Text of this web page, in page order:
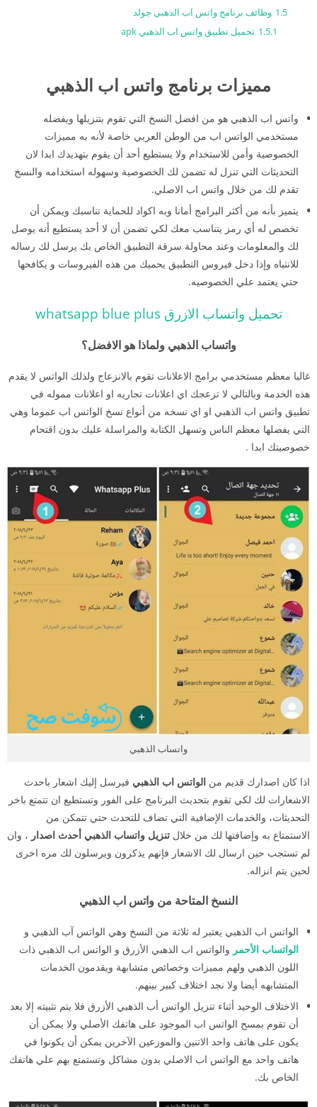
1.5 وظائف برنامج واتس اب الذهبي جولد
1.5.1 تحميل تطبيق واتس اب الذهبي apk
مميزات برنامج واتس اب الذهبي
واتس اب الذهبي هو من افضل النسخ التي تقوم بتنزيلها ويفضله
مستخدمي الواتس اب من الوطن العربي خاصة لأنه به مميزات
الخصوصية وأمن للاستخدام ولا يستطيع أحد أن يقوم بتهديدك ابدا لان
التحديثات التي تنزل له تضمن لك الخصوصية وسهوله استخدامه والنسخ
تقدم لك من خلال واتس اب الاصلي.
يتميز بأنه من أكثر البرامج أمانا وبه اكواد للحماية تناسبك ويمكن أن
تخصص له أي رمز يتناسب معك لكي تضمن أن لا أحد يستطيع أنه يوصل
لك والمعلومات وعند محاولة سرقة التطبيق الخاص بك يرسل لك رساله
للانتباه وإذا دخل فيروس التطبيق يحميك من هذه الفيروسات و يكافحها
حتي يعتمد علي الخصوصيه.
تحميل واتساب الازرق whatsapp blue plus
واتساب الذهبي ولماذا هو الافضل؟
غالبا معظم مستخدمي برامج الاعلانات تقوم بالانزعاج ولذلك الواتس لا يقدم
هذه الخدمة وبالتالي لا تزعجك اي اعلانات تجاريه او اعلانات مموله في
تطبيق واتس اب الذهبي او اي نسخه من أنواع نسخ الواتس اب عموما وهي
التي يفضلها معظم الناس وتسهل الكتابة والمراسلة عليك بدون اقتحام
خصوصيتك ابدا .
واتساب الذهبي
اذا كان اصدارك قديم من الواتس اب الذهبي فيرسل إليك اشعار باحدث
الاشعارات لك لكي تقوم بتحديث البرنامج على الفور وتستطيع ان تتمتع باخر
التحديثات، والخدمات الإضافية التي تضاف للتحدث حتي تتمكن من
الاستمتاع به وإضافتها لك من خلال تنزيل واتساب الذهبي أحدث اصدار ، وان
لم تستجب حين ارسال لك الاشعار فإنهم يذكرون ويرسلون لك مره اخرى
لحين يتم انزاله.
النسخ المتاحة من واتس اب الذهبي
الواتس اب الذهبي يعتبر له ثلاثة من النسخ وهي الواتس آب الذهبي و
الواتساب الأحمر والواتس اب الذهبي الأزرق و الواتس اب الذهبي ذات
اللون الذهبي ولهم مميزات وخصائص متشابهة ويقدمون الخدمات
المتشابهه أيضا ولا نجد اختلاف كبير بينهم.
الاختلاف الوحيد أثناء تنزيل الواتس أب الذهبي الأزرق فلا يتم تثبيته إلا بعد
أن تقوم بمسح الواتس اب الموجود على هاتفك الأصلي ولا يمكن أن
يكون على هاتف واحد الاتنين والموزعين الآخرين يمكن أن يكونوا في
هاتف واحد مع الواتس اب الاصلي بدون مشاكل وتستمتع بهم علي هاتفك
الخاص بك.